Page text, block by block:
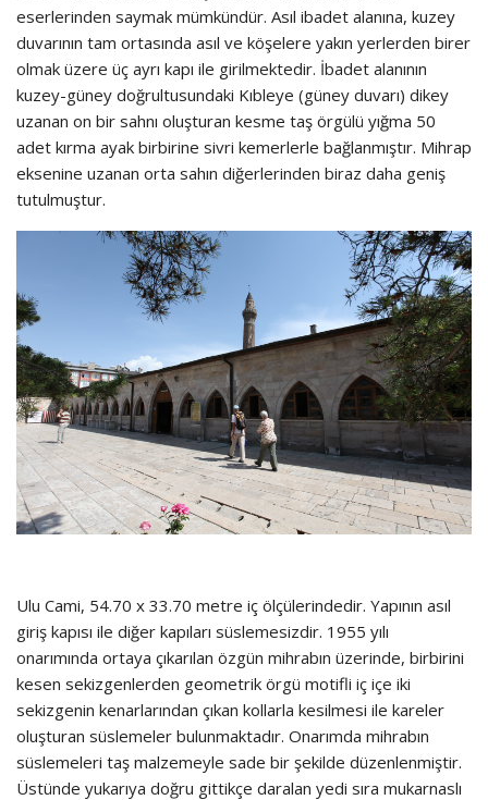
eserlerinden saymak mümkündür. Asıl ibadet alanına, kuzey
duvarının tam ortasında asıl ve köşelere yakın yerlerden birer
olmak üzere üç ayrı kapı ile girilmektedir. İbadet alanının
kuzey-güney doğrultusundaki Kıbleye (güney duvarı) dikey
uzanan on bir sahnı oluşturan kesme taş örgülü yığma 50
adet kırma ayak birbirine sivri kemerlerle bağlanmıştır. Mihrap
eksenine uzanan orta sahın diğerlerinden biraz daha geniş
tutulmuştur.
Ulu Cami, 54.70 x 33.70 metre iç ölçülerindedir. Yapının asıl
giriş kapısı ile diğer kapıları süslemesizdir. 1955 yılı
onarımında ortaya çıkarılan özgün mihrabın üzerinde, birbirini
kesen sekizgenlerden geometrik örgü motifli iç içe iki
sekizgenin kenarlarından çıkan kollarla kesilmesi ile kareler
oluşturan süslemeler bulunmaktadır. Onarımda mihrabın
süslemeleri taş malzemeyle sade bir şekilde düzenlenmiştir.
Üstünde yukarıya doğru gittikçe daralan yedi sıra mukarnaslı